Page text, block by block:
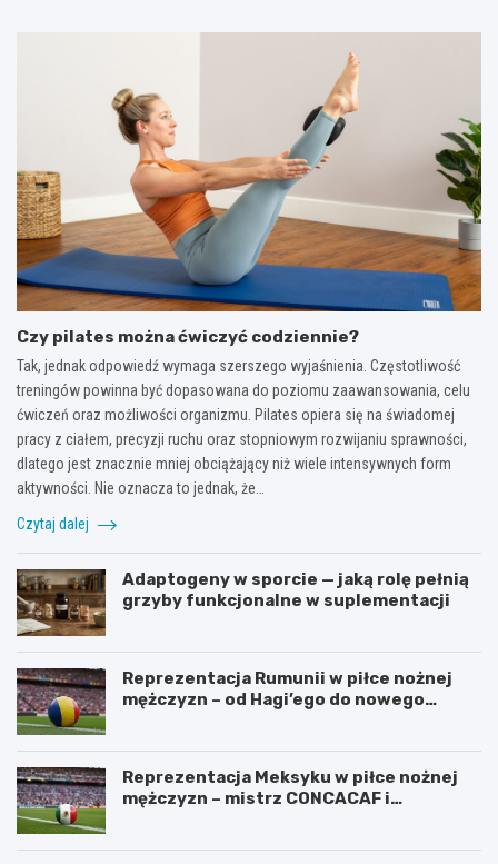
Czy pilates można ćwiczyć codziennie?
Tak, jednak odpowiedź wymaga szerszego wyjaśnienia. Częstotliwość
treningów powinna być dopasowana do poziomu zaawansowania, celu
ćwiczeń oraz możliwości organizmu. Pilates opiera się na świadomej
pracy z ciałem, precyzji ruchu oraz stopniowym rozwijaniu sprawności,
dlatego jest znacznie mniej obciążający niż wiele intensywnych form
aktywności. Nie oznacza to jednak, że…
Czytaj dalej
Adaptogeny w sporcie — jaką rolę pełnią
grzyby funkcjonalne w suplementacji
Reprezentacja Rumunii w piłce nożnej
mężczyzn – od Hagi’ego do nowego
Reprezentacja Meksyku w piłce nożnej
mężczyzn – mistrz CONCACAF i